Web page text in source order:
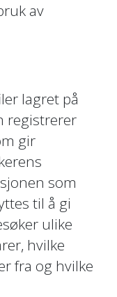
av
lagret på
registrerer
gir
som
til å gi
ulike
hvilke
fra og hvilke